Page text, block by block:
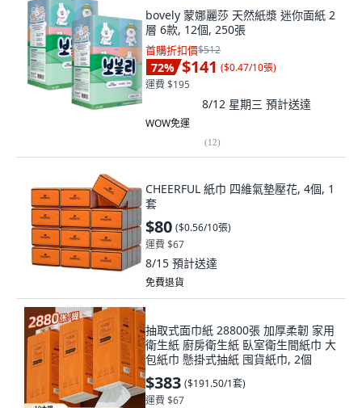
bovely 蒙娜麗莎 天然紙漿 迷你面紙 2
層 6款, 12個, 250張
首購折扣價$512
72% $141 ($0.47/10張)
運費 $195
8/12 星期三 預計送達
WOW免運
(12)
CHEERFUL 紙巾 四維氣墊壓花, 4個, 1
套
$80 ($0.56/10張)
運費 $67
8/15 預計送達
免費退貨
抽取式面巾紙 28800張 加厚柔韌 家用
衛生紙 廚房衛生紙 臥室衛生間紙巾 大
包紙巾 懸掛式抽紙 囤貨紙巾, 2個
$383 ($191.50/1套)
運費 $67